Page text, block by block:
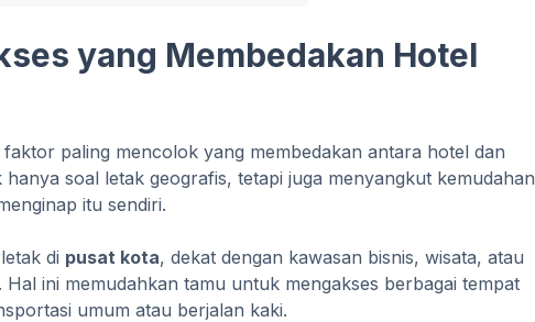
yang Membedakan Hotel
faktor paling mencolok yang membedakan antara hotel dan
hanya soal letak geografis, tetapi juga menyangkut kemudahan
itu sendiri.
di pusat kota, dekat dengan kawasan bisnis, wisata, atau
Hal ini memudahkan tamu untuk mengakses berbagai tempat
umum atau berjalan kaki.